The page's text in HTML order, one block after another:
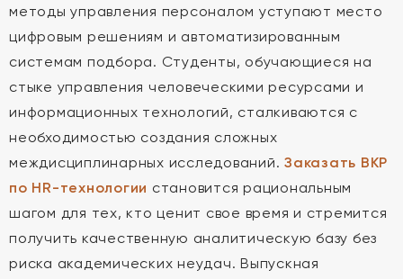
методы управления персоналом уступают место
цифровым решениям и автоматизированным
системам подбора. Студенты, обучающиеся на
стыке управления человеческими ресурсами и
информационных технологий, сталкиваются с
необходимостью создания сложных
междисциплинарных исследований. Заказать ВКР
по HR-технологии становится рациональным
шагом для тех, кто ценит свое время и стремится
получить качественную аналитическую базу без
риска академических неудач. Выпускная